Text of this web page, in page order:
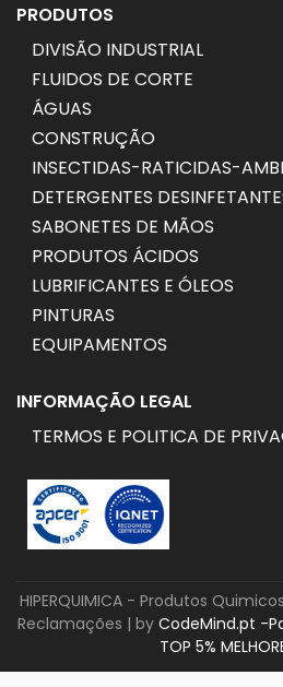
PRODUTOS
DIVISÃO INDUSTRIAL
FLUIDOS DE CORTE
ÁGUAS
CONSTRUÇÃO
INSECTIDAS-RATICIDAS-
DETERGENTES
SABONETES DE MÃOS
PRODUTOS ÁCIDOS
LUBRIFICANTES E ÓLEOS
PINTURAS
EQUIPAMENTOS
INFORMAÇÃO LEGAL
TERMOS E POLITICA DE
HIPERQUIMICA - Produtos
Reclamações | by CodeMind.pt -
TOP 5%